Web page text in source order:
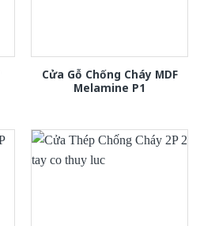
Cửa Gỗ Chống Cháy MDF
Melamine P1